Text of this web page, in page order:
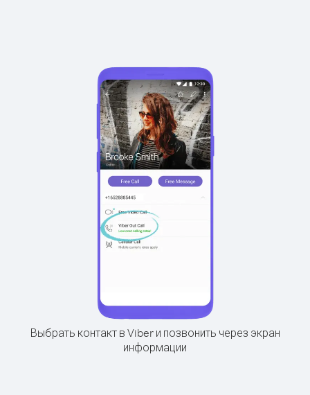
Выбрать контакт в Viber и позвонить через экран
информации